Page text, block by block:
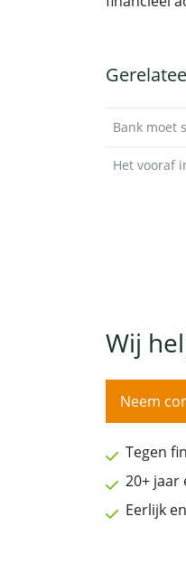
Bank moet
Het vooraf
Wij
Neem
Tegen
20+ jaar
Eerlijk